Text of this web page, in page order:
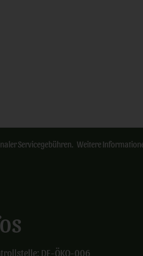
Servicegebühren. Weitere
DE-ÖKO-006